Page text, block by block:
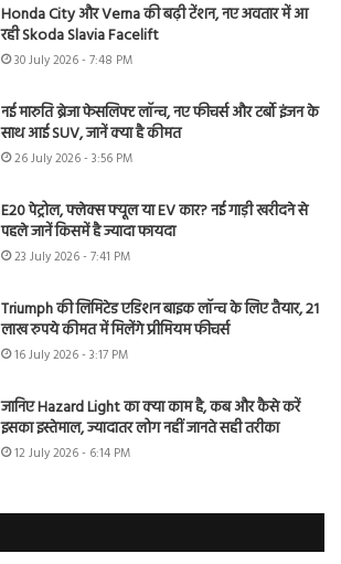
Honda City और Verna की बढ़ी टेंशन, नए अवतार में आ
रही Skoda Slavia Facelift
30 July 2026 - 7:48 PM
नई मारुति ब्रेजा फेसलिफ्ट लॉन्च, नए फीचर्स और टर्बो इंजन के
साथ आई SUV, जानें क्या है कीमत
26 July 2026 - 3:56 PM
E20 पेट्रोल, फ्लेक्स फ्यूल या EV कार? नई गाड़ी खरीदने से
पहले जानें किसमें है ज्यादा फायदा
23 July 2026 - 7:41 PM
Triumph की लिमिटेड एडिशन बाइक लॉन्च के लिए तैयार, 21
लाख रुपये कीमत में मिलेंगे प्रीमियम फीचर्स
16 July 2026 - 3:17 PM
जानिए Hazard Light का क्या काम है, कब और कैसे करें
इसका इस्तेमाल, ज्यादातर लोग नहीं जानते सही तरीका
12 July 2026 - 6:14 PM